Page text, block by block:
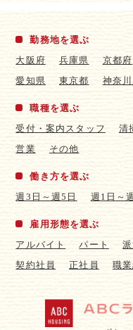
勤務地を選ぶ
大阪府
兵庫県 京都府
愛知県
東京都 神奈
職種を選ぶ
受付・案内スタッフ
清
営業
その他
働き方を選ぶ
週3日～週5日
週1日～
雇用形態を選ぶ
アルバイト
パート
契約社員
正社員 職